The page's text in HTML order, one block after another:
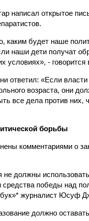
написал открытое
каким будет наше
наши дети получат
условиях», - говорится
ответил: «Если
возраста, они
все дела против них,
борьбы
комментариями о
должны
средства победы над
журналист Юсуф
должно